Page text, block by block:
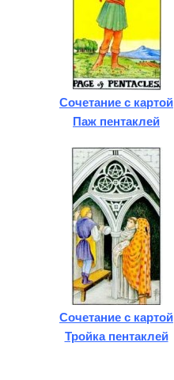
Сочетание с картой
Паж пентаклей
Сочетание с картой
Тройка пентаклей